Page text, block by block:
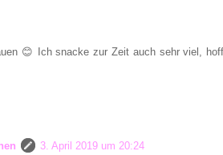
😊 Ich snacke zur Zeit auch sehr viel,
3. April 2019 um 20:24